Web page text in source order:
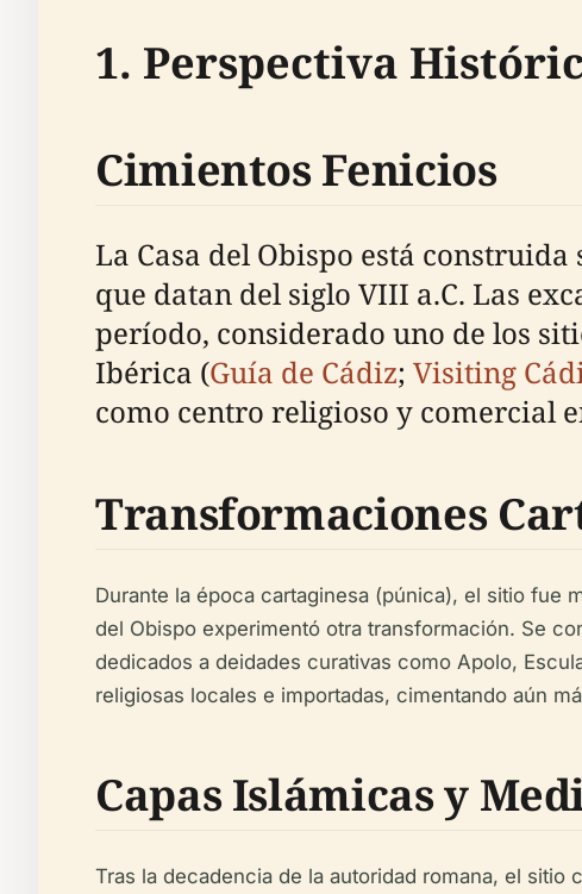
1. Perspectiva
Cimientos Fenicios
La Casa del Obispo está
que datan del siglo VIII a.C. Las
período, considerado uno de los
Ibérica (Guía de Cádiz; Visiting
como centro religioso y comercial
Transformaciones
Durante la época cartaginesa (púnica), el sitio fue
del Obispo experimentó otra transformación. Se
dedicados a deidades curativas como Apolo,
religiosas locales e importadas, cimentando aún
Capas Islámicas y
Tras la decadencia de la autoridad romana, el